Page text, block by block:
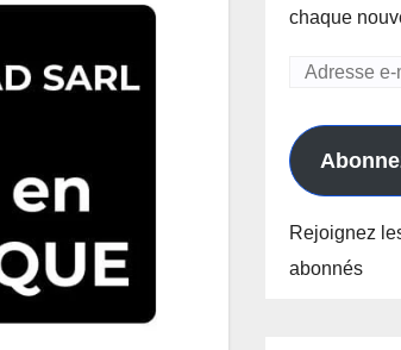
chaque
Adresse
mail
Rejoignez
abonnés